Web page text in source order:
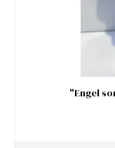
"Engel